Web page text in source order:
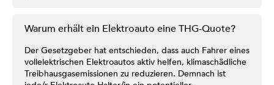
Warum erhält ein Elektroauto eine THG-Quote?
Der Gesetzgeber hat entschieden, dass auch Fahrer eines
vollelektrischen Elektroautos aktiv helfen, klimaschädliche
Treibhausgasemissionen zu reduzieren. Demnach ist